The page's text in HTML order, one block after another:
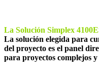
La Solución Simplex
La solución elegida para
del proyecto es el panel
para proyectos complejos y